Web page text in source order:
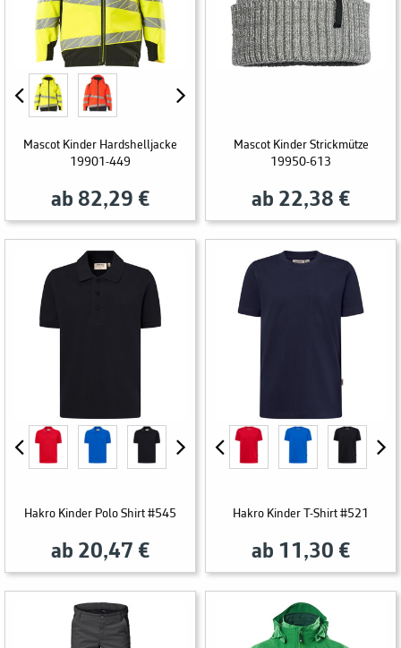
Mascot Kinder Hardshelljacke
19901-449
ab 82,29 €
Mascot Kinder Strickmütze
19950-613
ab 22,38 €
Hakro Kinder Polo Shirt #545
ab 20,47 €
Hakro Kinder T-Shirt #521
ab 11,30 €